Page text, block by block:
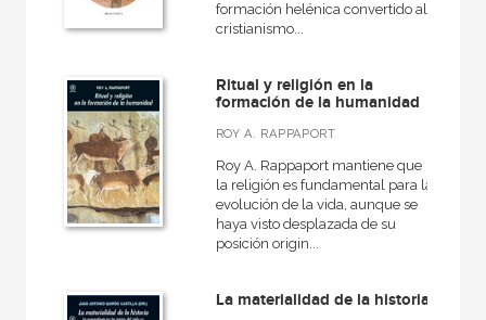
formación helénica convertido al
cristianismo...
Ritual y religión en la
formación de la humanidad
ROY A. RAPPAPORT
Roy A. Rappaport mantiene que
la religión es fundamental para la
evolución de la vida, aunque se
haya visto desplazada de su
posición origin...
La materialidad de la historia